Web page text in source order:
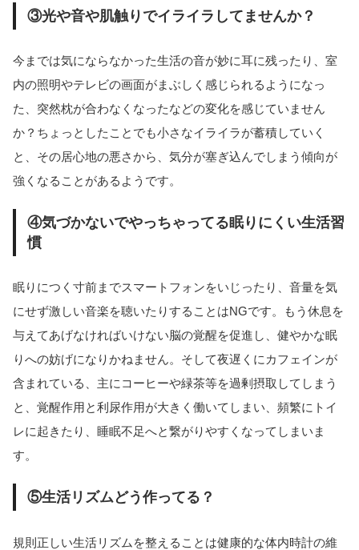
③光や音や肌触りでイライラしてませんか？
今までは気にならなかった生活の音が妙に耳に残ったり、室
内の照明やテレビの画面がまぶしく感じられるようになっ
た、突然枕が合わなくなったなどの変化を感じていません
か？ちょっとしたことでも小さなイライラが蓄積していく
と、その居心地の悪さから、気分が塞ぎ込んでしまう傾向が
強くなることがあるようです。
④気づかないでやっちゃってる眠りにくい生活習
慣
眠りにつく寸前までスマートフォンをいじったり、音量を気
にせず激しい音楽を聴いたりすることはNGです。もう休息を
与えてあげなければいけない脳の覚醒を促進し、健やかな眠
りへの妨げになりかねません。そして夜遅くにカフェインが
含まれている、主にコーヒーや緑茶等を過剰摂取してしまう
と、覚醒作用と利尿作用が大きく働いてしまい、頻繁にトイ
レに起きたり、睡眠不足へと繋がりやすくなってしまいま
す。
⑤生活リズムどう作ってる？
規則正しい生活リズムを整えることは健康的な体内時計の維